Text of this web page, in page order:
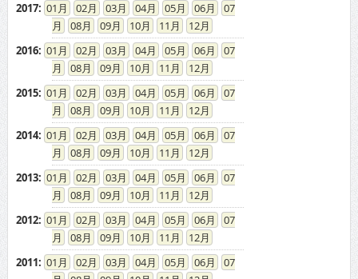
2017: 01 02 03 04 05 06
07
08
09 10 11
12
2016: 01 02 03 04 05 06
07
08
09 10 11
12
2015: 01 02 03 04 05 06
07
08
09 10 11
12
2014: 01 02 03 04 05 06
07
08
09 10 11
12
2013: 01 02 03 04 05 06
07
08
09 10 11
12
2012: 01 02 03 04 05 06
07
08
09 10 11
12
2011: 01 02 03 04 05 06
07